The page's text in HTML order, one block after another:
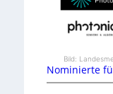
Bild:
Nominierte